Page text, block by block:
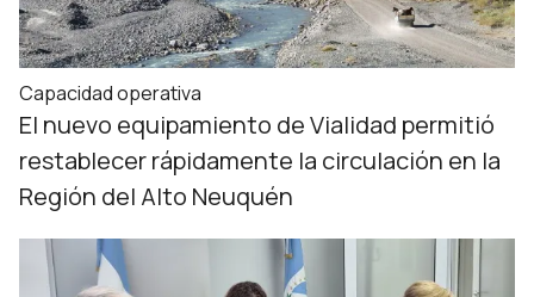
Capacidad operativa
El nuevo equipamiento de Vialidad permitió
restablecer rápidamente la circulación en la
Región del Alto Neuquén